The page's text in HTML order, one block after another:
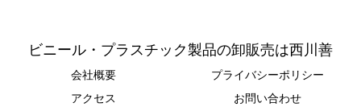
ビニール・プラスチック製品の卸販売は西川善
会社概要
プライバシーポリシー
アクセス
お問い合わせ